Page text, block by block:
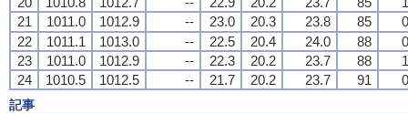
21
1011.0 1012.9 -- 23.0 20.3 23.8 85
22
1011.1 1013.0 -- 22.5 20.4 24.0 88
23
1011.0 1012.9 -- 22.3 20.2 23.7 88
24
1010.5 1012.5 -- 21.7 20.2 23.7 91
記事